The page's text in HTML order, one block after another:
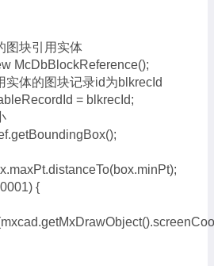
块引用实体
McDbBlockReference();
体的图块记录id为blkrecId
= blkrecId;
{